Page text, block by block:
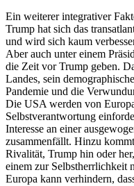
Ein weiterer integrativer
Trump hat sich das
und wird sich kaum
Aber auch unter einem
die Zeit vor Trump geben.
Landes, sein
Pandemie und die
Die USA werden von
Selbstverantwortung
Interesse an einer
zusammenfällt. Hinzu
Rivalität, Trump hin oder
einem zur Selbstherrlichkeit
Europa kann verhindern,